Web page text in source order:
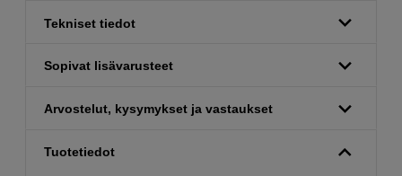
Tekniset tiedot
Sopivat lisävarusteet
Arvostelut, kysymykset ja vastaukset
Tuotetiedot